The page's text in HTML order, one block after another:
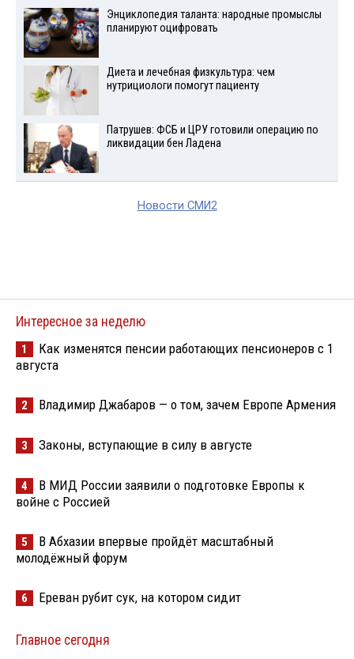
Энциклопедия таланта: народные промыслы
планируют оцифровать
Диета и лечебная физкультура: чем
нутрициологи помогут пациенту
Патрушев: ФСБ и ЦРУ готовили операцию по
ликвидации бен Ладена
Новости СМИ2
Интересное за неделю
1
Как изменятся пенсии работающих пенсионеров с 1
августа
2 Владимир Джабаров — о том, зачем Европе Армения
3 Законы, вступающие в силу в августе
4
В МИД России заявили о подготовке Европы к
войне с Россией
5
В Абхазии впервые пройдёт масштабный
молодёжный форум
6 Ереван рубит сук, на котором сидит
Главное сегодня